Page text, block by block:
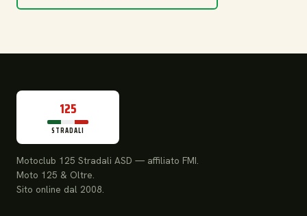
125
STRADALI
Motoclub 125 Stradali ASD — affiliato FMI.
Moto 125 & Oltre.
Sito online dal 2008.